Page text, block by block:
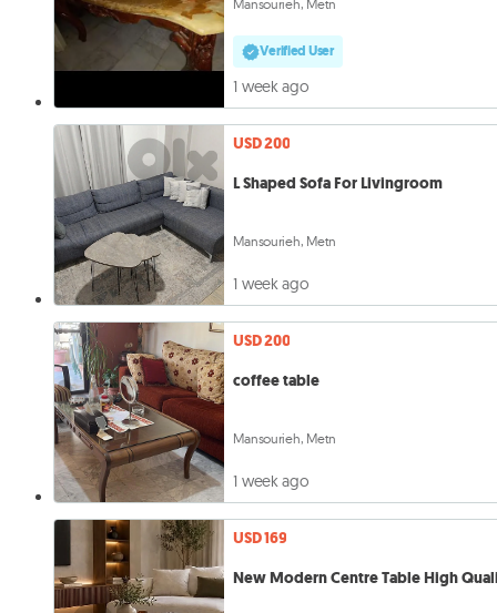
Mansourieh, Metn
Verified User
1 week ago
USD 200
L Shaped Sofa For Livingroom
Mansourieh, Metn
1 week ago
USD 200
coffee table
Mansourieh, Metn
1 week ago
USD 169
New Modern Centre Table High